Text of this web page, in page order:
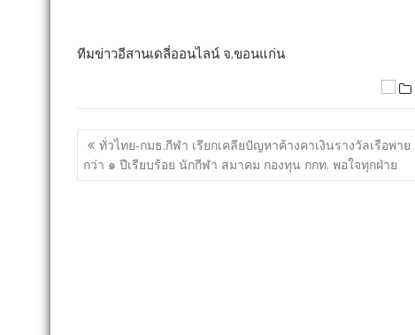
ทีมข่าวอีสานเดลี่ออนไลน์ จ.ขอนแก่น
แนะแนว
เรื่อง
ทั่วไทย-กมธ.กีฬา เรียกเคลียปัญหาค้างคาเงินรางวัลเรือพาย
กว่า ๑ ปีเรียบร้อย นักกีฬา สมาคม กองทุน กกท. พอใจทุกฝ่าย